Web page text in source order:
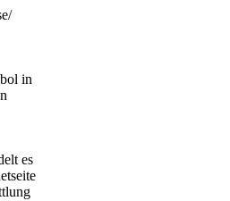
in
es